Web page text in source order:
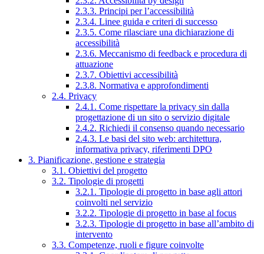
2.3.3. Principi per l’accessibilità
2.3.4. Linee guida e criteri di successo
2.3.5. Come rilasciare una dichiarazione di
accessibilità
2.3.6. Meccanismo di feedback e procedura di
attuazione
2.3.7. Obiettivi accessibilità
2.3.8. Normativa e approfondimenti
2.4. Privacy
2.4.1. Come rispettare la privacy sin dalla
progettazione di un sito o servizio digitale
2.4.2. Richiedi il consenso quando necessario
2.4.3. Le basi del sito web: architettura,
informativa privacy, riferimenti DPO
3. Pianificazione, gestione e strategia
3.1. Obiettivi del progetto
3.2. Tipologie di progetti
3.2.1. Tipologie di progetto in base agli attori
coinvolti nel servizio
3.2.2. Tipologie di progetto in base al focus
3.2.3. Tipologie di progetto in base all’ambito di
intervento
3.3. Competenze, ruoli e figure coinvolte